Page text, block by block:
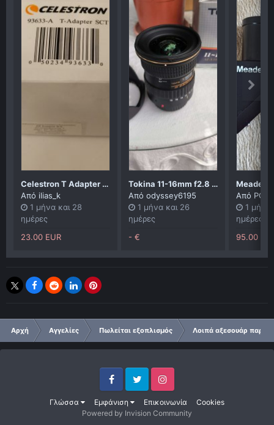
Celestron T Adapter SCT
Από ilias_k
1 μήνα και 28
ημέρες
23.00 EUR
Tokina 11-16mm f2.8 pro dxII
Από odyssey6195
1 μήνα και 26
ημέρες
- €
Από
1 μήνα
ημέρες
95.00
Αρχή Αγγελίες Πωλείται εξοπλισμός Λοιπά αξεσουάρ
Γλώσσα Εμφάνιση Επικοινωνία Cookies
FacebookTwitter Instagram
Powered by Invision Community